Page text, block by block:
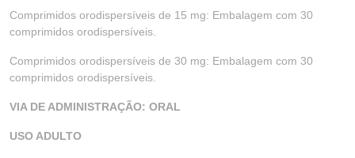
Comprimidos orodispersíveis de 15 mg: Embalagem com 30
comprimidos orodispersíveis.
Comprimidos orodispersíveis de 30 mg: Embalagem com 30
comprimidos orodispersíveis.
VIA DE ADMINISTRAÇÃO: ORAL
USO ADULTO